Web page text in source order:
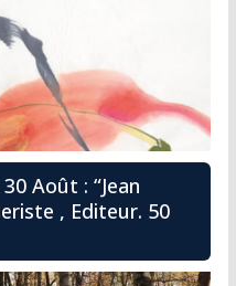
Août : “Jean
, Editeur. 50